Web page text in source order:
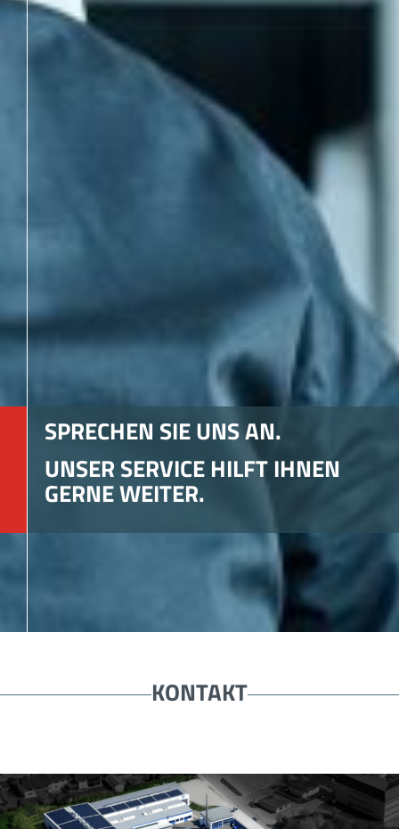
SPRECHEN SIE UNS AN.
UNSER SERVICE HILFT IHNEN
GERNE WEITER.
KONTAKT